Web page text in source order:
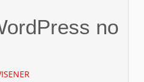
no